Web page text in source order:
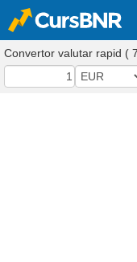
Convertor valutar rapid (